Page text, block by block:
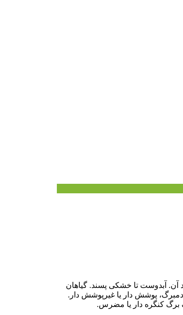
آن. آبدوست تا خشکی پسند. گیاهان
دمبرگ، پوشش دار یا غیرپوشش دار.
برگ کنگره دار یا مضرس.